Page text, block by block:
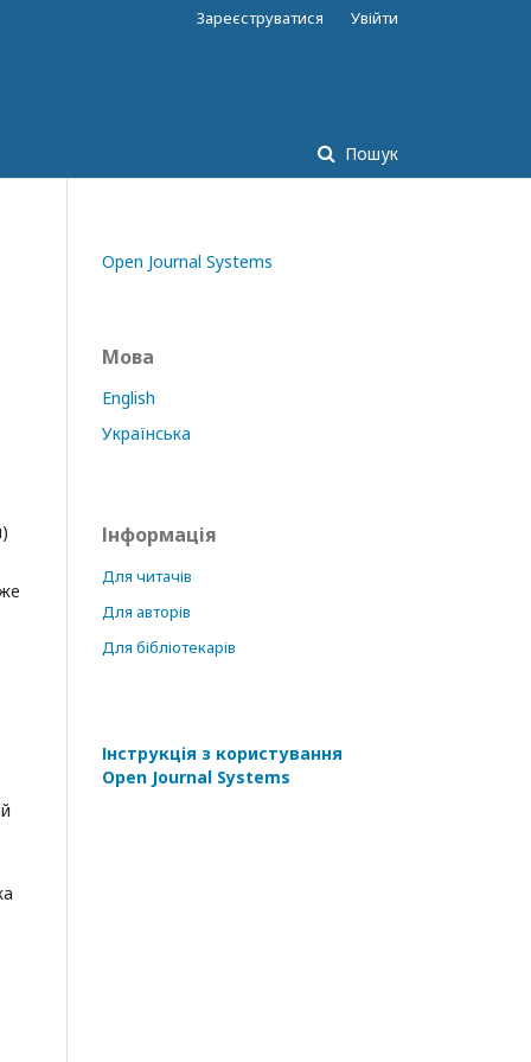
Пошук
Зареєструватися Увійти
Open Journal Systems
Мова
English
Українська
Інформація
Для читачів
Для авторів
Для бібліотекарів
Інструкція з користування
Open Journal Systems